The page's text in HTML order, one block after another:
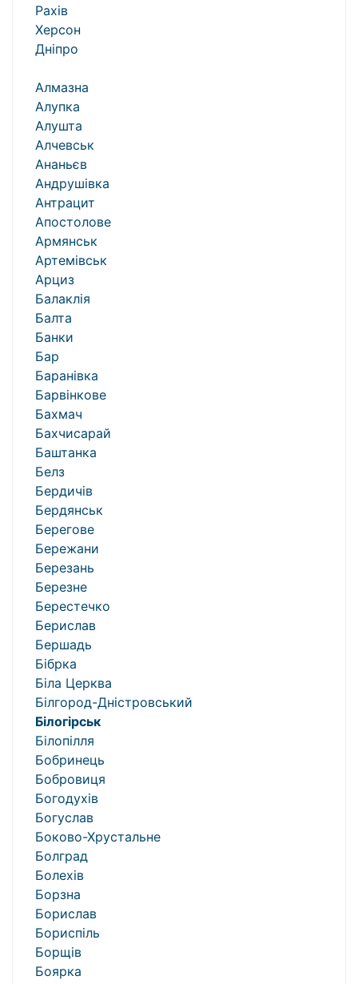
Рахів
Херсон
Дніпро
Алмазна
Алупка
Алушта
Алчевськ
Ананьєв
Андрушівка
Антрацит
Апостолове
Армянськ
Артемівськ
Арциз
Балаклія
Балта
Банки
Бар
Баранівка
Барвінкове
Бахмач
Бахчисарай
Баштанка
Белз
Бердичів
Бердянськ
Берегове
Бережани
Березань
Березне
Берестечко
Берислав
Бершадь
Бібрка
Біла Церква
Білгород-Дністровський
Білогірськ
Білопілля
Бобринець
Бобровиця
Богодухів
Богуслав
Боково-Хрустальне
Болград
Болехів
Борзна
Борислав
Бориспіль
Борщів
Боярка